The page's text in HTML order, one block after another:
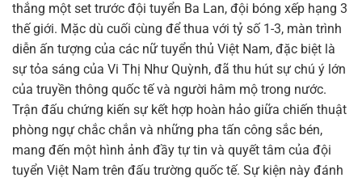
thắng một set trước đội tuyển Ba Lan, đội bóng xếp hạng 3
thế giới. Mặc dù cuối cùng để thua với tỷ số 1-3, màn trình
diễn ấn tượng của các nữ tuyển thủ Việt Nam, đặc biệt là
sự tỏa sáng của Vi Thị Như Quỳnh, đã thu hút sự chú ý lớn
của truyền thông quốc tế và người hâm mộ trong nước.
Trận đấu chứng kiến sự kết hợp hoàn hảo giữa chiến thuật
phòng ngự chắc chắn và những pha tấn công sắc bén,
mang đến một hình ảnh đầy tự tin và quyết tâm của đội
tuyển Việt Nam trên đấu trường quốc tế. Sự kiện này đánh